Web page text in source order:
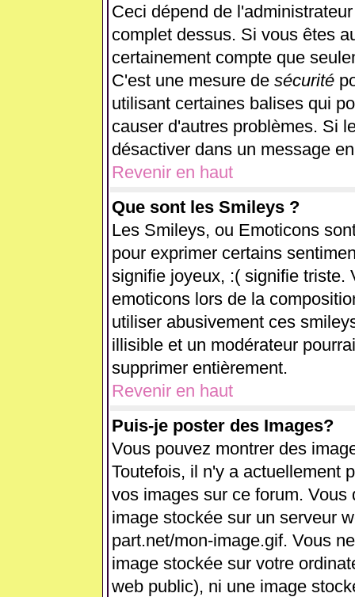
Ceci dépend de
complet dessus. Si vous êtes
certainement compte que
C'est une mesure de sécurité
utilisant certaines balises qui
causer d'autres problèmes. Si
désactiver dans un message
Revenir en haut
Que sont les Smileys ?
Les Smileys, ou Emoticons
pour exprimer certains
signifie joyeux, :( signifie triste.
emoticons lors de la
utiliser abusivement ces
illisible et un modérateur
supprimer entièrement.
Revenir en haut
Puis-je poster des Images?
Vous pouvez montrer des
Toutefois, il n'y a actuellement
vos images sur ce forum.
image stockée sur un serveur
part.net/mon-image.gif. Vous
image stockée sur votre
web public), ni une image